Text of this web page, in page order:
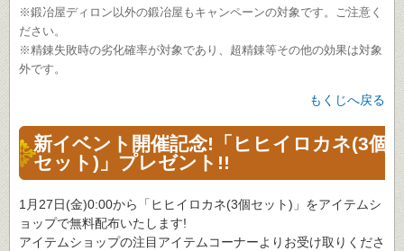
※鍛冶屋ディロン以外の鍛冶屋もキャンペーンの対象です。ご注意く
ださい。
※精錬失敗時の劣化確率が対象であり、超精錬等その他の効果は対象
外です。
もくじへ戻る
新イベント開催記念!「ヒヒイロカネ(3個
セット)」プレゼント!!
1月27日(金)0:00から「ヒヒイロカネ(3個セット)」をアイテムシ
ョップで無料配布いたします!
アイテムショップの注目アイテムコーナーよりお受け取りくださ